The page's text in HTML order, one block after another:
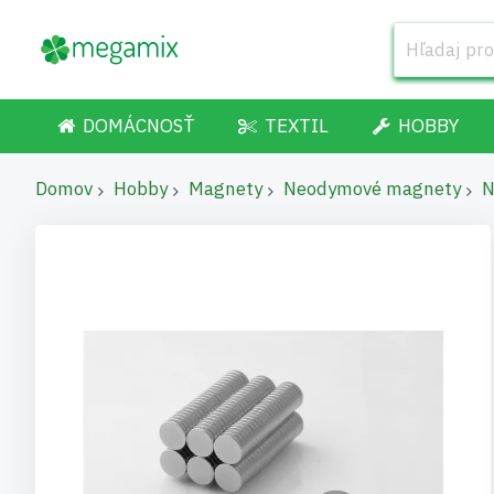
DOMÁCNOSŤ TEXTIL HOBBY
Domov Hobby Magnety Neodymové magnety